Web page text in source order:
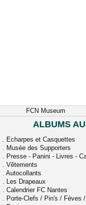
FCN Museum
ALBUMS
. Echarpes et Casquettes
. Musée des Supporters
. Presse - Panini - Livres -
. Vêtements
. Autocollants
. Les Drapeaux
. Calendrier FC Nantes
. Porte-Clefs / Pin's / Fèves